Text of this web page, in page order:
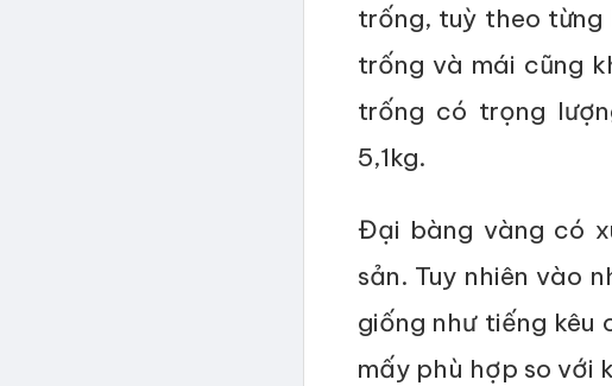
trống, tuỳ theo
trống và mái cũng
trống có trọng
5,1kg.
Đại bàng vàng có
sản. Tuy nhiên vào
giống như tiếng kêu
mấy phù hợp so với